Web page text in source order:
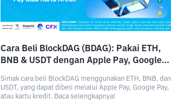
Cara Beli BlockDAG (BDAG): Pakai ETH,
BNB & USDT dengan Apple Pay, Google
Simak cara beli BlockDAG menggunakan ETH, BNB, dan
USDT, yang dapat dibeli melalui Apple Pay, Google Pay,
atau kartu kredit. Baca selengkapnya!